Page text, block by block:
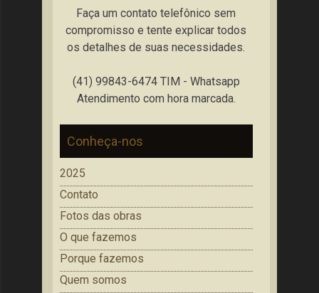
Faça um contato telefônico sem
compromisso e tente explicar todos
os detalhes de suas necessidades.
(41) 99843-6474 TIM - Whatsapp
Atendimento com hora marcada.
Conheça-nos
2025
Contato
Fotos das obras
O que fazemos
Porque fazemos
Quem somos